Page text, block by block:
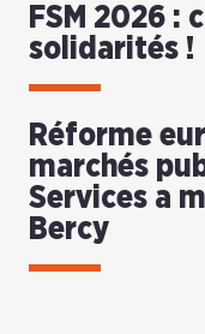
FSM 2026 :
solidarités !
Réforme
marchés
Services a
Bercy